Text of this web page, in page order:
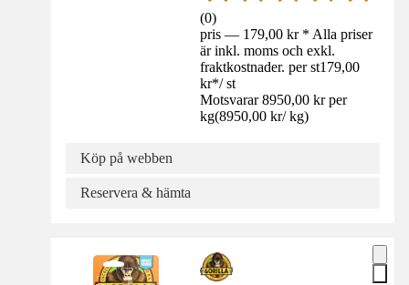
(0)
pris — 179,00 kr * Alla priser
är inkl. moms och exkl.
fraktkostnader. per st179,00
kr*/ st
Motsvarar 8950,00 kr per
kg(8950,00 kr/ kg)
Köp på webben
Reservera & hämta